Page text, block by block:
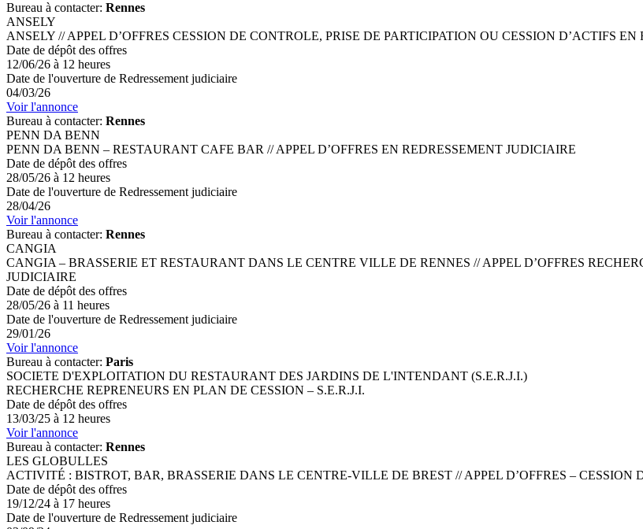
Bureau à contacter: Rennes
ANSELY
ANSELY // APPEL D’OFFRES CESSION DE CONTROLE, PRISE DE PARTICIPATION OU CESSION D’ACTIFS
Date de dépôt des offres
12/06/26 à 12 heures
Date de l'ouverture de Redressement judiciaire
04/03/26
Voir l'annonce
Bureau à contacter: Rennes
PENN DA BENN
PENN DA BENN – RESTAURANT CAFE BAR // APPEL D’OFFRES EN REDRESSEMENT JUDICIAIRE
Date de dépôt des offres
28/05/26 à 12 heures
Date de l'ouverture de Redressement judiciaire
28/04/26
Voir l'annonce
Bureau à contacter: Rennes
CANGIA
CANGIA – BRASSERIE ET RESTAURANT DANS LE CENTRE VILLE DE RENNES // APPEL D’OFFRES
JUDICIAIRE
Date de dépôt des offres
28/05/26 à 11 heures
Date de l'ouverture de Redressement judiciaire
29/01/26
Voir l'annonce
Bureau à contacter: Paris
SOCIETE D'EXPLOITATION DU RESTAURANT DES JARDINS DE L'INTENDANT (S.E.R.J.I.)
RECHERCHE REPRENEURS EN PLAN DE CESSION – S.E.R.J.I.
Date de dépôt des offres
13/03/25 à 12 heures
Voir l'annonce
Bureau à contacter: Rennes
LES GLOBULLES
ACTIVITÉ : BISTROT, BAR, BRASSERIE DANS LE CENTRE-VILLE DE BREST // APPEL D’OFFRES – CESSION
Date de dépôt des offres
19/12/24 à 17 heures
Date de l'ouverture de Redressement judiciaire